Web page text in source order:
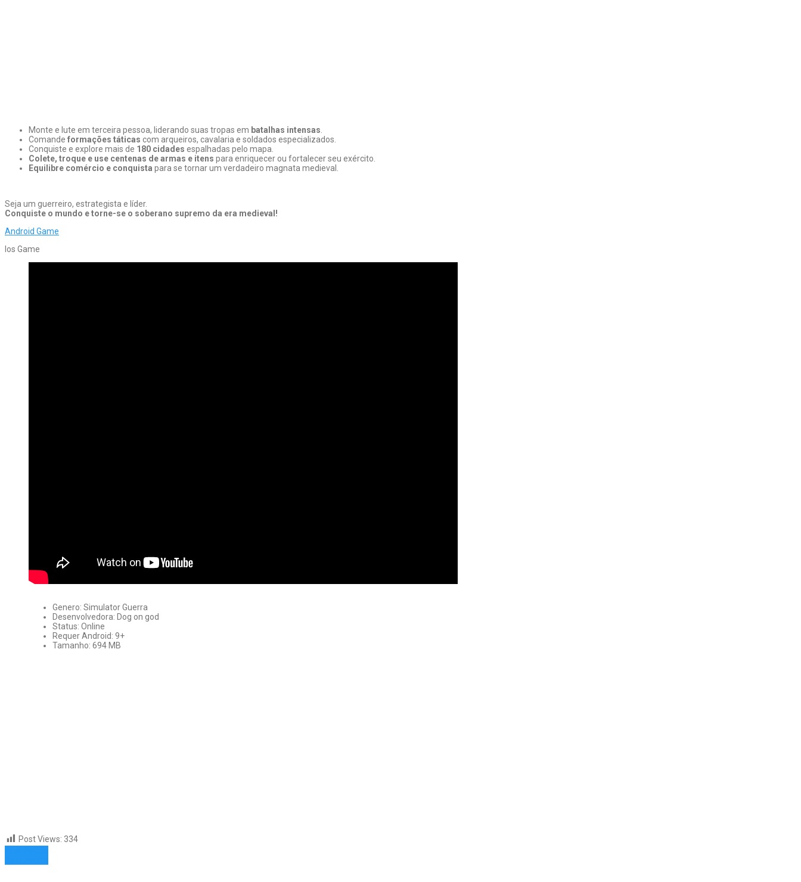
Monte e lute em terceira pessoa, liderando suas tropas em batalhas intensas
Comande formações táticas com arqueiros, cavalaria e soldados especializados.
Conquiste e explore mais de 180 cidades espalhadas pelo mapa.
Colete, troque e use centenas de armas e itens para enriquecer ou fortalecer seu exército.
Equilibre comércio e conquista para se tornar um verdadeiro magnata medieval.
Seja um guerreiro, estrategista e líder.
Conquiste o mundo e torne-se o soberano supremo da era medieval!
Android Game
Ios Game
Genero: Simulator Guerra
Desenvolvedora: Dog on god
Status: Online
Requer Android: 9+
Tamanho: 694 MB
Post Views: 334